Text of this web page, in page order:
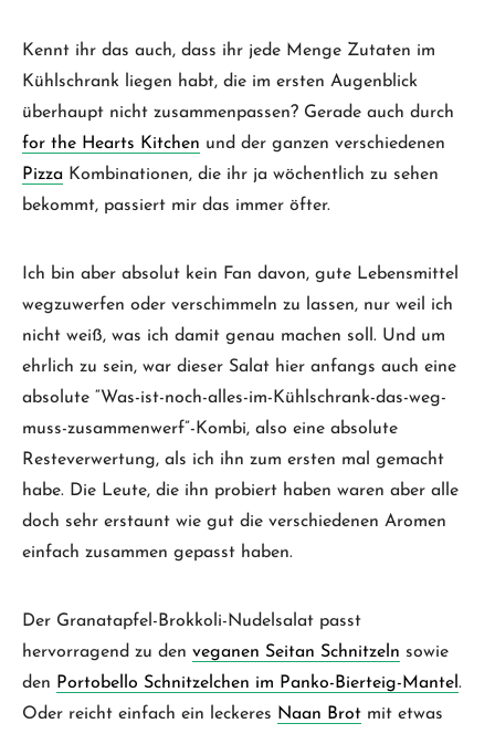
Kennt ihr das auch, dass ihr jede Menge Zutaten im
Kühlschrank liegen habt, die im ersten Augenblick
überhaupt nicht zusammenpassen? Gerade auch durch
for the Hearts Kitchen und der ganzen verschiedenen
Pizza Kombinationen, die ihr ja wöchentlich zu sehen
bekommt, passiert mir das immer öfter.
Ich bin aber absolut kein Fan davon, gute Lebensmittel
wegzuwerfen oder verschimmeln zu lassen, nur weil ich
nicht weiß, was ich damit genau machen soll. Und um
ehrlich zu sein, war dieser Salat hier anfangs auch eine
absolute “Was-ist-noch-alles-im-Kühlschrank-das-weg-
muss-zusammenwerf”-Kombi, also eine absolute
Resteverwertung, als ich ihn zum ersten mal gemacht
habe. Die Leute, die ihn probiert haben waren aber alle
doch sehr erstaunt wie gut die verschiedenen Aromen
einfach zusammen gepasst haben.
Der Granatapfel-Brokkoli-Nudelsalat passt
hervorragend zu den veganen Seitan Schnitzeln sowie
den Portobello Schnitzelchen im Panko-Bierteig-Mantel .
Oder reicht einfach ein leckeres Naan Brot mit etwas